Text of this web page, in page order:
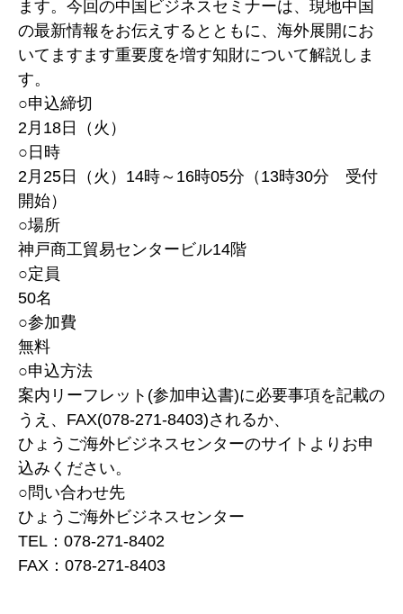
ます。今回の中国ビジネスセミナーは、現地中国
の最新情報をお伝えするとともに、海外展開にお
いてますます重要度を増す知財について解説しま
す。
○申込締切
2月18日（火）
○日時
2月25日（火）14時～16時05分（13時30分 受付
開始）
○場所
神戸商工貿易センタービル14階
○定員
50名
○参加費
無料
○申込方法
案内リーフレット(参加申込書)に必要事項を記載の
うえ、FAX(078-271-8403)されるか、
ひょうご海外ビジネスセンターのサイトよりお申
込みください。
○問い合わせ先
ひょうご海外ビジネスセンター
TEL：078-271-8402
FAX：078-271-8403